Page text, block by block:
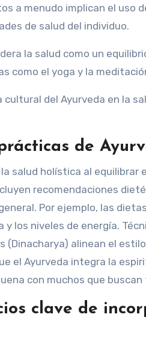
a menudo implican el uso
de salud del individuo.
la salud como un
como el yoga y la
del Ayurveda en la
de
salud holística al
recomendaciones
Por ejemplo, las
los niveles de energía.
(Dinacharya) alinean el
el Ayurveda integra la
con muchos que
clave de